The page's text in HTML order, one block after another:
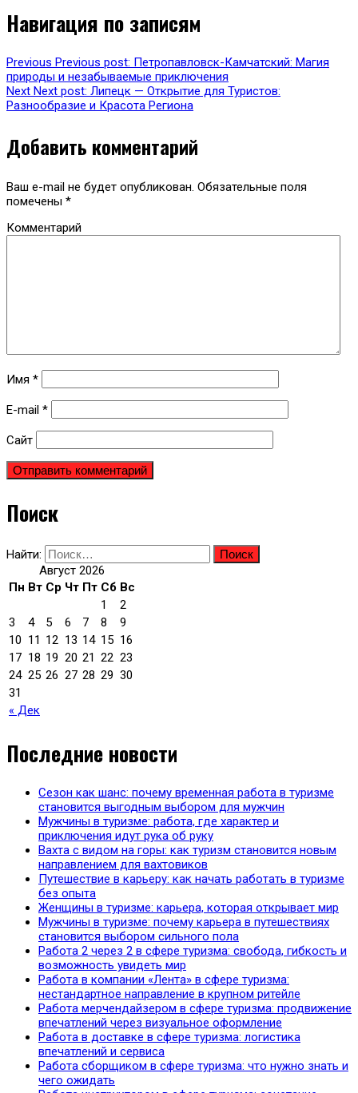
Навигация по записям
Previous Previous post: Петропавловск-Камчатский: Магия
природы и незабываемые приключения
Next Next post: Липецк — Открытие для Туристов:
Разнообразие и Красота Региона
Добавить комментарий
Ваш e-mail не будет опубликован. Обязательные поля
помечены *
Комментарий
Имя *
E-mail *
Сайт
Поиск
Найти:
Август 2026
Пн Вт Ср Чт Пт Сб Вс
« Дек
1
2
3
4 5 6 7 8
9
10 11 12 13 14 15 16
17 18 19 20 21 22 23
24 25 26 27 28 29 30
31
Последние новости
Сезон как шанс: почему временная работа в туризме
становится выгодным выбором для мужчин
Мужчины в туризме: работа, где характер и
приключения идут рука об руку
Вахта с видом на горы: как туризм становится новым
направлением для вахтовиков
Путешествие в карьеру: как начать работать в туризме
без опыта
Женщины в туризме: карьера, которая открывает мир
Мужчины в туризме: почему карьера в путешествиях
становится выбором сильного пола
Работа 2 через 2 в сфере туризма: свобода, гибкость и
возможность увидеть мир
Работа в компании «Лента» в сфере туризма:
нестандартное направление в крупном ритейле
Работа мерчендайзером в сфере туризма: продвижение
впечатлений через визуальное оформление
Работа в доставке в сфере туризма: логистика
впечатлений и сервиса
Работа сборщиком в сфере туризма: что нужно знать и
чего ожидать